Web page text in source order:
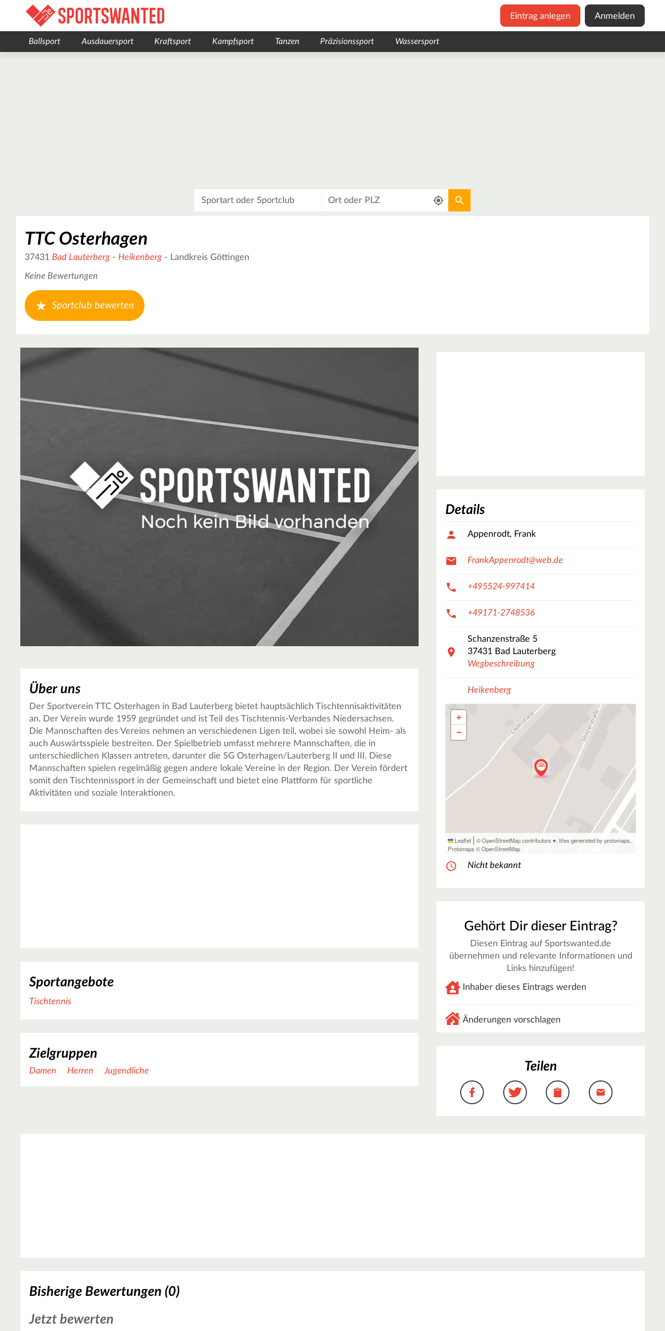
Eintrag anlegen Anmelden
Ballsport Ausdauersport Kraftsport Kampfsport Tanzen Präzisionssport Wassersport
Aktuellen Standort verwenden
TTC Osterhagen
37431 Bad Lauterberg - Heikenberg - Landkreis Göttingen
Keine Bewertungen
Sportclub bewerten
Über uns
Der Sportverein TTC Osterhagen in Bad Lauterberg bietet hauptsächlich Tischtennisaktivitäten
an. Der Verein wurde 1959 gegründet und ist Teil des Tischtennis-Verbandes Niedersachsen.
Die Mannschaften des Vereins nehmen an verschiedenen Ligen teil, wobei sie sowohl Heim- als
auch Auswärtsspiele bestreiten. Der Spielbetrieb umfasst mehrere Mannschaften, die in
unterschiedlichen Klassen antreten, darunter die SG Osterhagen/Lauterberg II und III. Diese
Mannschaften spielen regelmäßig gegen andere lokale Vereine in der Region. Der Verein fördert
somit den Tischtennissport in der Gemeinschaft und bietet eine Plattform für sportliche
Aktivitäten und soziale Interaktionen.
Sportangebote
Tischtennis
Zielgruppen
Damen Herren Jugendliche
Details
Appenrodt, Frank
FrankAppenrodt@web.de
+495524-997414
+49171-2748536
Schanzenstraße 5
37431 Bad Lauterberg
Wegbeschreibung
Heikenberg
+
−
Leaflet | © OpenStreetMap contributors ♥,tiles generated by protomaps,
Protomaps ©OpenStreetMap
Nicht bekannt
Gehört Dir dieser Eintrag?
Diesen Eintrag auf Sportswanted.de
übernehmen und relevante Informationen und
Links hinzufügen!
Inhaber dieses Eintrags werden
Änderungen vorschlagen
Teilen
Bisherige Bewertungen (0)
Jetzt bewerten